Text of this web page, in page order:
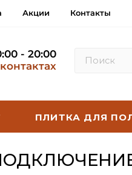
Акции Контакты
- 20:00
контактах
ПЛИТКА ДЛЯ